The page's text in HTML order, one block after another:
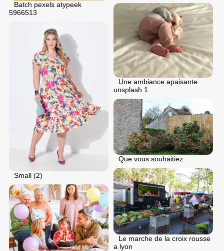
Batch pexels atypeek
5966513
Une ambiance apaisante
unsplash 1
Small (2)
Que vous souhaitiez
Le marche de la croix rousse
a lyon